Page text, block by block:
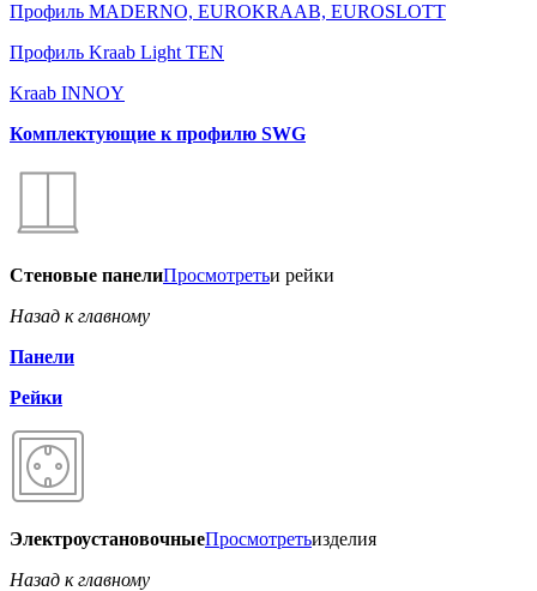
Профиль MADERNO, EUROKRAAB, EUROSLOTT
Профиль Kraab Light TEN
Kraab INNOY
Комплектующие к профилю SWG
Стеновые панелиПросмотретьи рейки
Назад к главному
Панели
Рейки
ЭлектроустановочныеПросмотретьизделия
Назад к главному